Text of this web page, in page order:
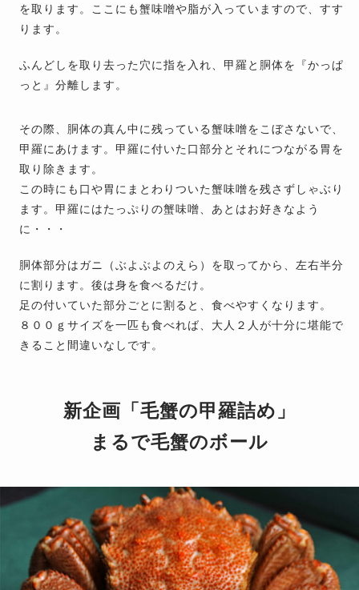
を取ります。ここにも蟹味噌や脂が入っていますので、すす
ります。
ふんどしを取り去った穴に指を入れ、甲羅と胴体を『かっぱ
っと』分離します。
その際、胴体の真ん中に残っている蟹味噌をこぼさないで、
甲羅にあけます。甲羅に付いた口部分とそれにつながる胃を
取り除きます。
この時にも口や胃にまとわりついた蟹味噌を残さずしゃぶり
ます。甲羅にはたっぷりの蟹味噌、あとはお好きなよう
に・・・
胴体部分はガニ（ぶよぶよのえら）を取ってから、左右半分
に割ります。後は身を食べるだけ。
足の付いていた部分ごとに割ると、食べやすくなります。
８００ｇサイズを一匹も食べれば、大人２人が十分に堪能で
きること間違いなしです。
新企画「毛蟹の甲羅詰め」
まるで毛蟹のボール